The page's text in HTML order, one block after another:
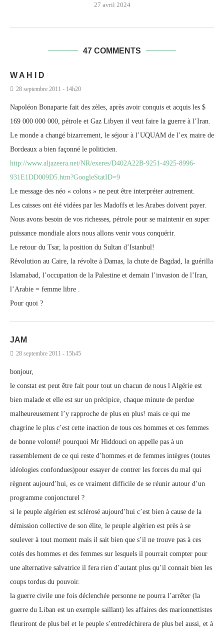
27 avril 2024
47 COMMENTS
W A H I D
28 septembre 2011 - 14h20
Napoléon Bonaparte fait des zèles, après avoir conquis et acquis les $
169 000 000 000, pétrole et Gaz Libyen il veut faire la guerre à l’Iran.
Le monde a changé bizarrement, le séjour à l’UQUAM de l’ex maire de
Bordeaux a bien façonné le politicien.
http://www.aljazeera.net/NR/exeres/D402A22B-9251-4925-8996-
931E1DD009D5.htm?GoogleStatID=9
Le message des néo « colons » ne peut être interpréter autrement.
Les caisses ont été vidées par les Madoffs et les Arabes doivent payer.
Nous avons besoin de vos richesses, pétrole pour se maintenir en super
puissance mondiale alors nous allons venir vous conquérir.
Le retour du Tsar, la position du Sultan d’Istanbul!
Révolution au Caire, la révolte à Damas, la chute de Bagdad, la guérilla
Islamabad, l’occupation de la Palestine et demain l’invasion de l’Iran,
l’Arabie = femme libre .
Pour quoi ?
JAM
28 septembre 2011 - 15h45
bonjour,
le constat est peut être fait pour tout un chacun de nous l Algérie est
bien malade et elle est sur un précipice, chaque minute de perdue
malheureusement l’y rapproche de plus en plus! mais ce qui me
chagrine le plus c’est cette inaction de tous ces hommes et ces femmes
de bonne volonté! pourquoi Mr Hiddouci on appelle pas à un
rassemblement de ce qui reste d’hommes et de femmes intègres (toutes
idéologies confondues)pour essayer de contrer les forces du mal qui
règnent aujourd’hui, es ce vraiment difficile de se réunir autour d’un
programme conjoncturel ?
si le peuple algérien est sclérosé aujourd’hui c’est bien à cause de la
démission collective de son élite, le peuple algérien est près à se
soulever à tout moment mais il sait bien que s’il ne trouve pas à ces
cotés des hommes et des femmes sur lesquels il pourrait compter pour
une alternative salvatrice il fera rien d’autant plus qu’il connait bien les
coups tordus du pouvoir.
la guerre civile une fois déclenchée personne ne pourra l’arrêter (la
guerre du Liban est un exemple saillant) les affaires des marionnettistes
fleuriront de plus bel et le peuple s’entredéchirera de plus bel aussi, et à